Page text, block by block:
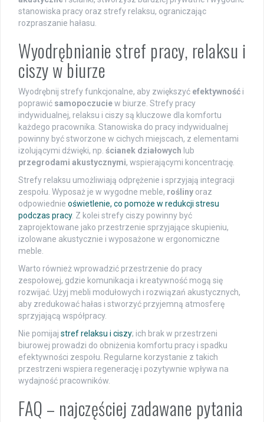
stanowiska pracy oraz strefy relaksu, ograniczając
rozpraszanie hałasu.
Wyodrębnianie stref pracy, relaksu i
ciszy w biurze
Wyodrębnij strefy funkcjonalne, aby zwiększyć efektywność i
poprawić samopoczuciew biurze. Strefy pracy
indywidualnej, relaksu i ciszy są kluczowe dla komfortu
każdego pracownika. Stanowiska do pracy indywidualnej
powinny być stworzone w cichych miejscach, z elementami
izolującymi dźwięki, np. ścianek działowych lub
przegrodami akustycznymi, wspierającymi koncentrację.
Strefy relaksu umożliwiają odprężenie i sprzyjają integracji
zespołu. Wyposaż je w wygodne meble, rośliny oraz
odpowiednie oświetlenie, co pomoże w redukcji stresu
podczas pracy. Z kolei strefy ciszy powinny być
zaprojektowane jako przestrzenie sprzyjające skupieniu,
izolowane akustycznie i wyposażone w ergonomiczne
meble.
Warto również wprowadzić przestrzenie do pracy
zespołowej, gdzie komunikacja i kreatywność mogą się
rozwijać. Użyj mebli modułowych i rozwiązań akustycznych,
aby zredukować hałas i stworzyć przyjemną atmosferę
sprzyjającą współpracy.
Nie pomijaj stref relaksu i ciszy; ich brak w przestrzeni
biurowej prowadzi do obniżenia komfortu pracy i spadku
efektywności zespołu. Regularne korzystanie z takich
przestrzeni wspiera regenerację i pozytywnie wpływa na
wydajność pracowników.
FAQ – najczęściej zadawane pytania